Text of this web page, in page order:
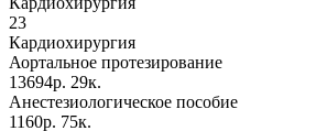
23
Кардиохирургия
Аортальное протезирование
13694р. 29к.
Анестезиологическое пособие
1160р. 75к.